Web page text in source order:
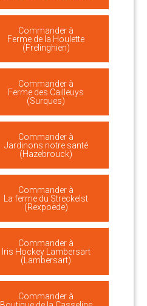
Commander à
Ferme de la Houlette
(Frelinghien)
Commander à
Ferme des Cailleuys
(Surques)
Commander à
Jardinons notre santé
(Hazebrouck)
Commander à
La ferme du Streckelst
(Rexpoëde)
Commander à
Iris Hockey Lambersart
(Lambersart)
Commander à